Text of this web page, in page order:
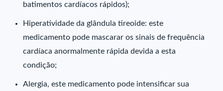
batimentos cardíacos rápidos);
Hiperatividade da glândula tireoide: este
medicamento pode mascarar os sinais de frequência
cardíaca anormalmente rápida devida a esta
condição;
Alergia, este medicamento pode intensificar sua